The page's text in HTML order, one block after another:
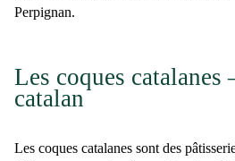
Perpignan.
Les coques catalanes
catalan
Les coques catalanes sont des